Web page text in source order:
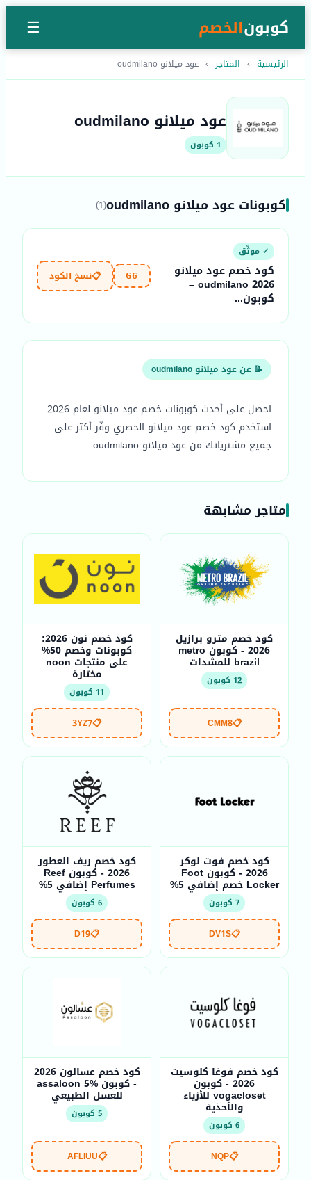
كوبونالخصم ☰
الرئيسية › المتاجر › عود ميلانو oudmilano
عود ميلانو oudmilano
1 كوبون
كوبونات عود ميلانو oudmilano (1)
✓ موثّق
كود خصم عود ميلانو
oudmilano 2026 –
كوبون...
G6
📋نسخ الكود
📝 عن عود ميلانو oudmilano
احصل على أحدث كوبونات خصم عود ميلانو لعام 2026.
استخدم كود خصم عود ميلانو الحصري وفّر أكثر على
جميع مشترياتك من عود ميلانو oudmilano.
متاجر مشابهة
كود خصم مترو برازيل
2026 - كوبون metro
brazil للمشدات
12 كوبون
📋
CMM8
كود خصم نون 2026:
كوبونات وخصم 50%
على منتجات noon
مختارة
11 كوبون
📋
3YZ7
كود خصم فوت لوكر
2026 - كوبون Foot
Locker خصم إضافي 5%
7 كوبون
📋
DV1S
كود خصم ريف العطور
2026 - كوبون Reef
Perfumes إضافي 5%
6 كوبون
📋
D19
كود خصم فوغا كلوسيت
2026 - كوبون
vogacloset للأزياء
والأحذية
6 كوبون
📋
NQP
كود خصم عسالون 2026
- كوبون assaloon 5%
للعسل الطبيعي
5 كوبون
📋
AFLIUU